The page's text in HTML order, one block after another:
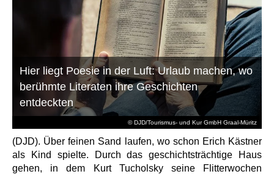
© DJD/Tourismus- und Kur GmbH Graal-Müritz
Hier liegt Poesie in der Luft: Urlaub machen, wo
berühmte Literaten ihre Geschichten
entdeckten
(DJD). Über feinen Sand laufen, wo schon Erich Kästner
als Kind spielte. Durch das geschichtsträchtige Haus
gehen, in dem Kurt Tucholsky seine Flitterwochen